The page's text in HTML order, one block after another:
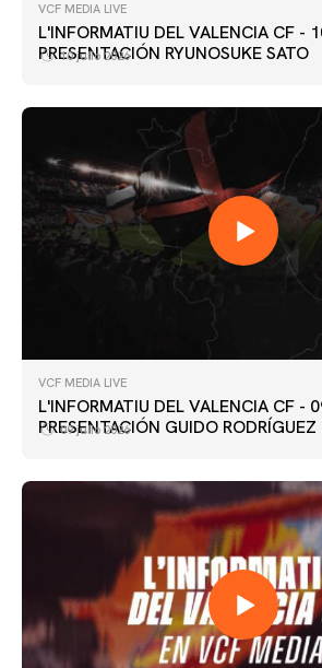
VCF MEDIA LIVE
L'INFORMATIU DEL VALENCIA CF -
PRESENTACIÓN RYUNOSUKE SATO
10 julio 2026
VCF MEDIA LIVE
L'INFORMATIU DEL VALENCIA CF -
PRESENTACIÓN GUIDO RODRÍGUEZ
09 julio 2026